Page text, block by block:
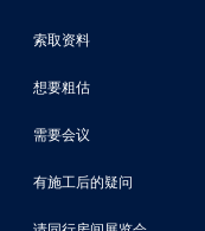
索取资料
想要粗估
需要会议
有施工后的疑问